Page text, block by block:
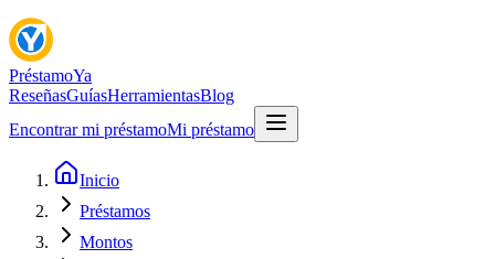
PréstamoYa
ReseñasGuíasHerramientasBlog
Encontrar mi préstamoMi préstamo
Inicio
Préstamos
Montos